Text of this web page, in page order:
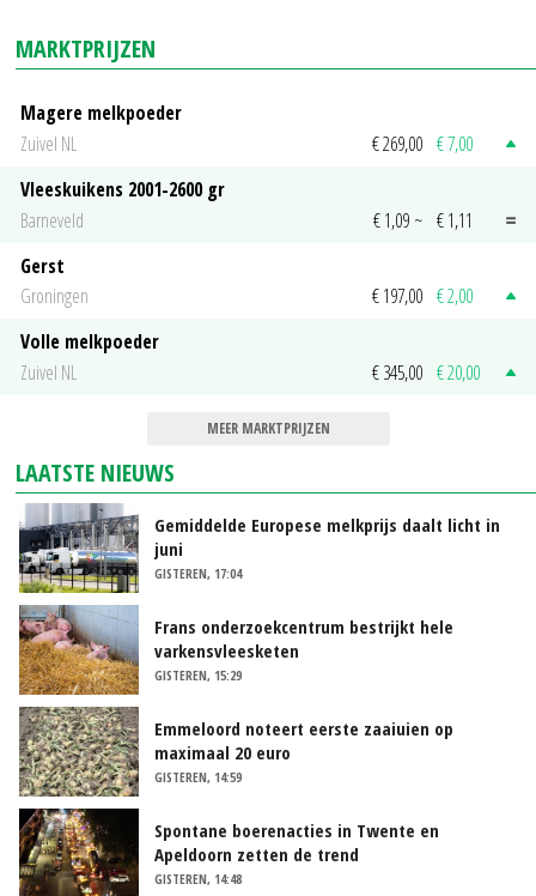
MARKTPRIJZEN
Magere melkpoeder
Zuivel NL
€ 269,00 € 7,00
Vleeskuikens 2001-2600 gr
Barneveld
€ 1,09 ~ € 1,11
Gerst
Groningen
€ 197,00 € 2,00
Volle melkpoeder
Zuivel NL
€ 345,00 € 20,00
MEER MARKTPRIJZEN
LAATSTE NIEUWS
Gemiddelde Europese melkprijs daalt licht in
juni
GISTEREN, 17:04
Frans onderzoekcentrum bestrijkt hele
varkensvleesketen
GISTEREN, 15:29
Emmeloord noteert eerste zaaiuien op
maximaal 20 euro
GISTEREN, 14:59
Spontane boerenacties in Twente en
Apeldoorn zetten de trend
GISTEREN, 14:48